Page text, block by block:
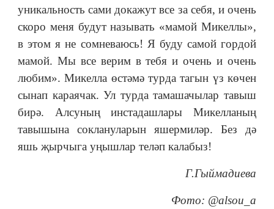
уникальность сами докажут все за себя, и очень
скоро меня будут называть «мамой Микеллы»,
в этом я не сомневаюсь! Я буду самой гордой
мамой. Мы все верим в тебя и очень и очень
любим». Микелла өстәмә турда тагын үз көчен
сынап караячак. Ул турда тамашачылар тавыш
бирә. Алсуның инстадашлары Микелланың
тавышына соклануларын яшермиләр. Без дә
яшь җырчыга уңышлар теләп калабыз!
Г.Гыймадиева
Фото: @alsou_a